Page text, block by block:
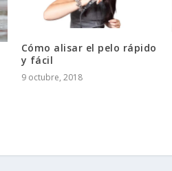
Cómo alisar el pelo rápido
y fácil
9 octubre, 2018